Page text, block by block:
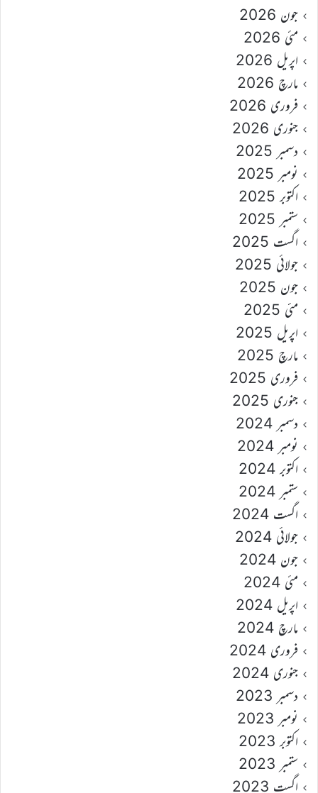
جون 2026
مئی 2026
اپریل 2026
مارچ 2026
فروری 2026
جنوری 2026
دسمبر 2025
نومبر 2025
اکتوبر 2025
ستمبر 2025
اگست 2025
جولائی 2025
جون 2025
مئی 2025
اپریل 2025
مارچ 2025
فروری 2025
جنوری 2025
دسمبر 2024
نومبر 2024
اکتوبر 2024
ستمبر 2024
اگست 2024
جولائی 2024
جون 2024
مئی 2024
اپریل 2024
مارچ 2024
فروری 2024
جنوری 2024
دسمبر 2023
نومبر 2023
اکتوبر 2023
ستمبر 2023
اگست 2023